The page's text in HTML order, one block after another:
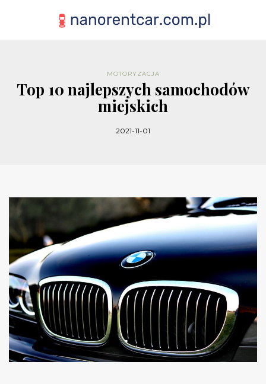
MOTORYZACJA
Top 10 najlepszych samochodów
miejskich
2021-11-01